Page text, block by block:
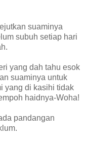
suaminya
subuh setiap hari
yang dah tahu esok
suaminya untuk
yang di kasihi tidak
haidnya-Woha!
pandangan